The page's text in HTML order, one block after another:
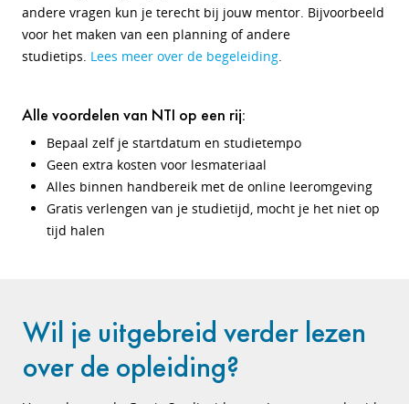
andere vragen kun je terecht bij jouw mentor. Bijvoorbeeld
voor het maken van een planning of andere
studietips. Lees meer over de begeleiding.
Alle voordelen van NTI op een rij:
Bepaal zelf je startdatum en studietempo
Geen extra kosten voor lesmateriaal
Alles binnen handbereik met de online leeromgeving
Gratis verlengen van je studietijd, mocht je het niet op
tijd halen
Wil je uitgebreid verder lezen
over de opleiding?